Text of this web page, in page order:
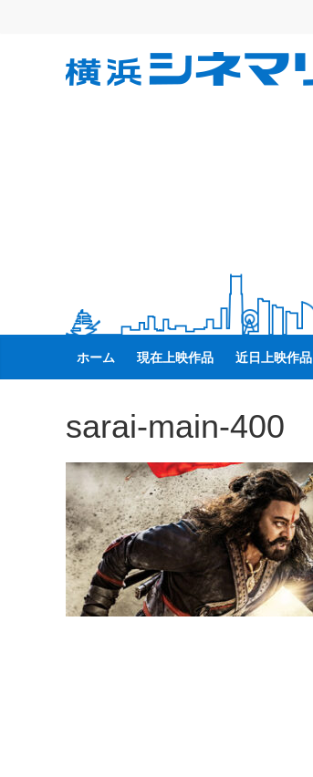
横
リ
ン
観
い
映
画
は
こ
の
街
ホーム 現在上映作品 近日上映作品
sarai-main-400